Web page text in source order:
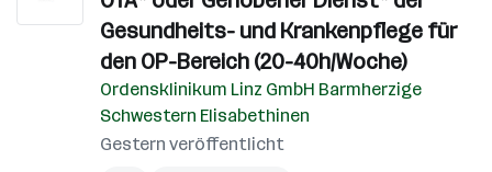
Gesundheits- und Krankenpflege für
den OP-Bereich (20-40h/Woche)
Ordensklinikum Linz GmbH Barmherzige
Schwestern Elisabethinen
Gestern veröffentlicht